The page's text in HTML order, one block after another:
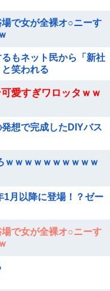
で女が全裸オ○ニーす
もネット民から「新社
笑われる
愛すぎワロッタｗｗ
想で完成したDIYバス
ｗｗｗｗｗｗｗｗｗｗ
月以降に登場！？ゼー
で女が全裸オ○ニーす